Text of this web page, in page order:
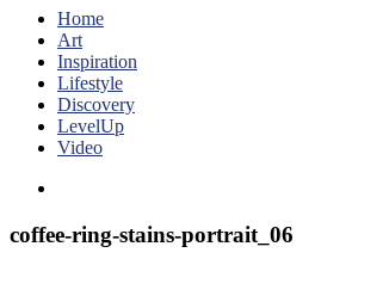
Home
Art
Inspiration
Lifestyle
Discovery
LevelUp
Video
coffee-ring-stains-portrait_06